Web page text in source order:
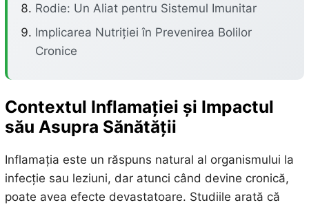
Rodie: Un Aliat pentru Sistemul Imunitar
Implicarea Nutriției în Prevenirea Bolilor
Cronice
Contextul Inflamației și Impactul
său Asupra Sănătății
Inflamația este un răspuns natural al organismului la
infecție sau leziuni, dar atunci când devine cronică,
poate avea efecte devastatoare. Studiile arată că